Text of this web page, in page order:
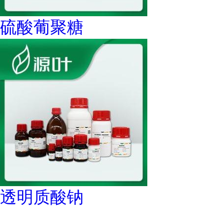
硫酸葡聚糖
透明质酸钠